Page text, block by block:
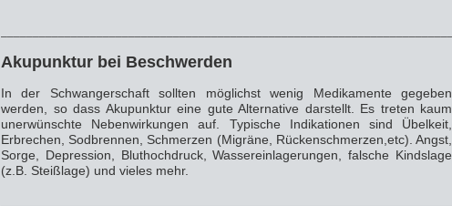
Akupunktur bei Beschwerden
In der Schwangerschaft sollten möglichst wenig Medikamente gegeben
werden, so dass Akupunktur eine gute Alternative darstellt. Es treten kaum
unerwünschte Nebenwirkungen auf. Typische Indikationen sind Übelkeit,
Erbrechen, Sodbrennen, Schmerzen (Migräne, Rückenschmerzen,etc). Angst,
Sorge, Depression, Bluthochdruck, Wassereinlagerungen, falsche Kindslage
(z.B. Steißlage) und vieles mehr.